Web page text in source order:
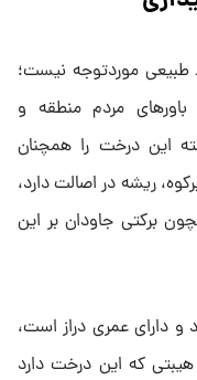
طبیعی موردتوجه نیست؛
مردم منطقه و
این درخت را همچنان
ریشه در اصالت دارد،
برکتی جاودان بر این
دارای عمری دراز است،
هیبتی که این درخت دارد